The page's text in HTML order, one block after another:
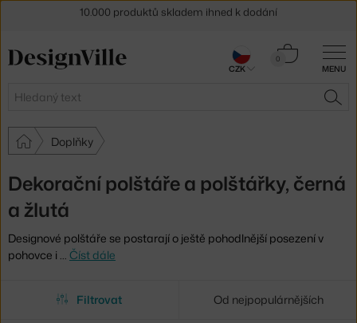
MENU
Hledat
0
Košík
Doplňky
Dekorační polštáře a polštářky, černá
a žlutá
Designové polštáře se postarají o ještě pohodlnější posezení v
pohovce i … Číst dále
Filtrovat Od nejpopulárnějších
30 dní na vrácení zboží
CZK